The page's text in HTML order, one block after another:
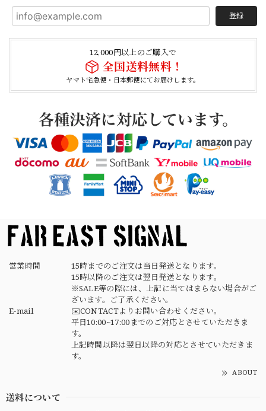
登録
12,000円以上のご購入で
全国送料無料！
ヤマト宅急便・日本郵便にてお届けします。
【Cooperstown Ball Cap】Made in USA Baseball Cap "1952 BIRMINGHAM BLACK BARONS" 新品 クーパーズタウンボールキャップ バーミングハムブラックバロンズ 6パネル
BLACK
2026/04/21
NAVY
2026/04/21
【USED】Canadian Army IECS Fleece Pants 実物 カナダ軍 フリースパンツ ユーズド
⑥サイズ
2026/04/17
営業時間
15時までのご注文は当日発送となります。
15時以降のご注文は翌日発送となります。
※SALE等の際には、上記に当てはまらない場合がご
ざいます。ご了承ください。
E-mail
✉️CONTACTよりお問い合わせください。
平日10:00~17:00までのご対応とさせていただきま
す。
上記時間以降は翌日以降の対応とさせていただきま
す。
ABOUT
送料について